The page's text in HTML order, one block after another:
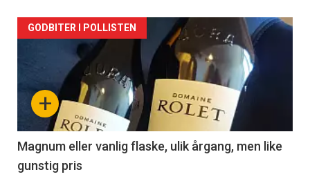
Forsiden
akkurat
nå
3
+
GODBITER I POLLISTEN
Magnum eller vanlig flaske, ulik årgang, men like
gunstig pris